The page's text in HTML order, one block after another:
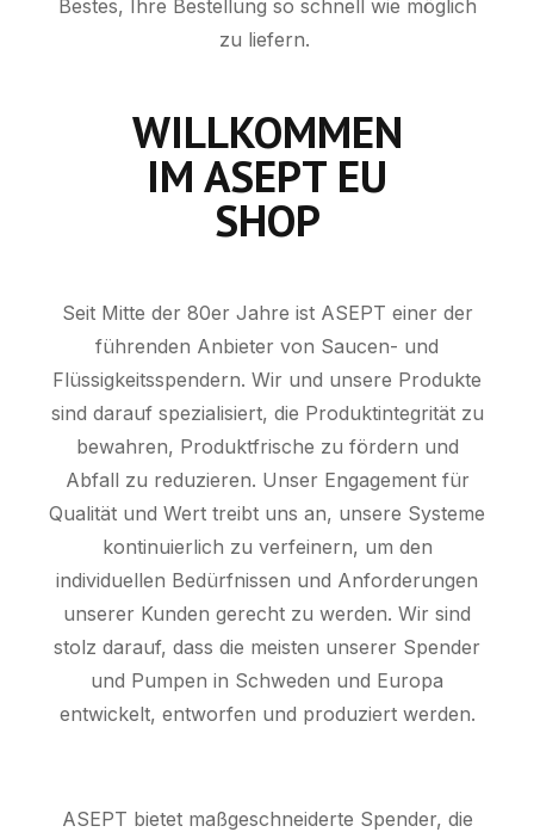
Bestes, Ihre Bestellung so schnell wie möglich
zu liefern.
WILLKOMMEN
IM ASEPT EU
SHOP
Seit Mitte der 80er Jahre ist ASEPT einer der
führenden Anbieter von Saucen- und
Flüssigkeitsspendern. Wir und unsere Produkte
sind darauf spezialisiert, die Produktintegrität zu
bewahren, Produktfrische zu fördern und
Abfall zu reduzieren. Unser Engagement für
Qualität und Wert treibt uns an, unsere Systeme
kontinuierlich zu verfeinern, um den
individuellen Bedürfnissen und Anforderungen
unserer Kunden gerecht zu werden. Wir sind
stolz darauf, dass die meisten unserer Spender
und Pumpen in Schweden und Europa
entwickelt, entworfen und produziert werden.
ASEPT bietet maßgeschneiderte Spender, die